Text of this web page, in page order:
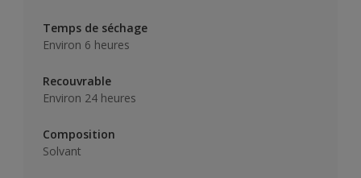
Temps de séchage
Environ 6 heures
Recouvrable
Environ 24 heures
Composition
Solvant